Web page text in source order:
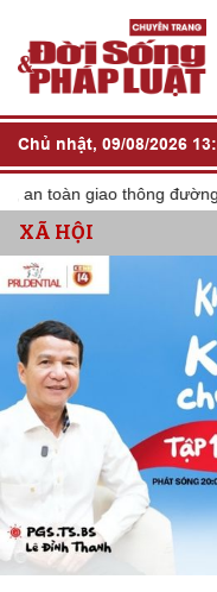
Chủ nhật, 09/08/2026
giao thông đường bộ
XÃ HỘI